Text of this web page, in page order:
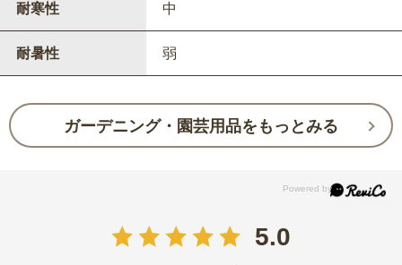
耐寒性 中
耐暑性 弱
ガーデニング・園芸用品をもっとみる
5.0